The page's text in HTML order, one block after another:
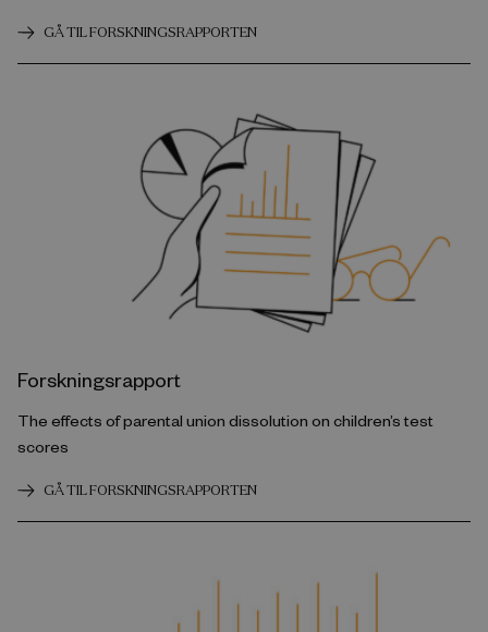
GÅ TIL FORSKNINGSRAPPORTEN
Forskningsrapport
The effects of parental union dissolution on children’s test
scores
GÅ TIL FORSKNINGSRAPPORTEN